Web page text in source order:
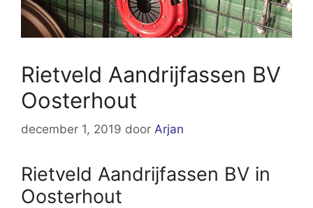
Rietveld Aandrijfassen BV
Oosterhout
december 1, 2019 door Arjan
Rietveld Aandrijfassen BV in
Oosterhout